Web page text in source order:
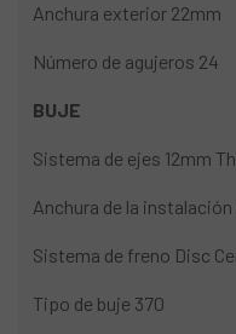
Anchura exterior 22mm
Número de agujeros 24
BUJE
Sistema de ejes 12mm
Anchura de la instalación
Sistema de freno Disc
Tipo de buje 370